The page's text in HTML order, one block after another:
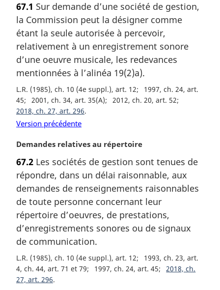
t
e
m
a
g
i
n
a
l
:
67.1 Sur demande d’une société de gestion,
la Commission peut la désigner comme
étant la seule autorisée à percevoir,
relativement à un enregistrement sonore
d’une oeuvre musicale, les redevances
mentionnées à l’alinéa 19(2)a).
L.R. (1985), ch. 10 (4e suppl.), art. 12
1997, ch. 24, art.
45
2001, ch. 34, art. 35(A)
2012, ch. 20, art. 52
2018, ch. 27, art. 296
Version précédente
N
t
e
m
a
g
i
n
l
e
:
Demandes relatives au répertoire
67.2 Les sociétés de gestion sont tenues de
répondre, dans un délai raisonnable, aux
demandes de renseignements raisonnables
de toute personne concernant leur
répertoire d’oeuvres, de prestations,
d’enregistrements sonores ou de signaux
de communication.
L.R. (1985), ch. 10 (4e suppl.), art. 12
1993, ch. 23, art.
4, ch. 44, art. 71 et 79
1997, ch. 24, art. 45
2018, ch.
27, art. 296